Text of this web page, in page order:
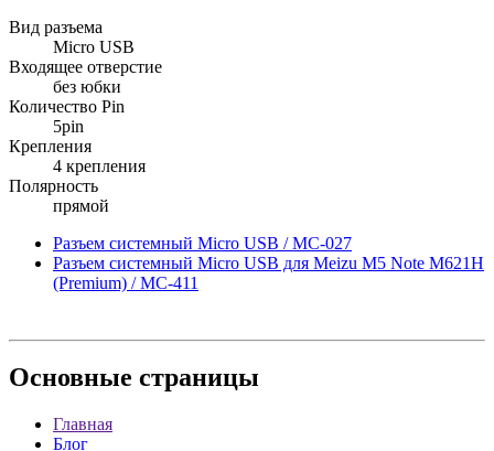
Вид разъема
Micro USB
Входящее отверстие
без юбки
Количество Pin
5pin
Крепления
4 крепления
Полярность
прямой
Разъем системный Micro USB / MC-027
Разъем системный Micro USB для Meizu M5 Note M621H
(Premium) / MC-411
Основные страницы
Главная
Блог